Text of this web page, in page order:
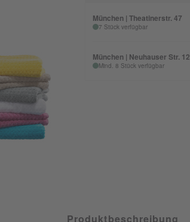
München | Theatinerstr. 47
7 Stück verfügbar
München | Neuhauser Str. 12
Mind. 8 Stück verfügbar
Produktbeschreibung